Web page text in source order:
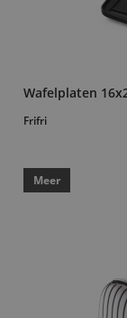
Wafelplaten
Frifri
Meer